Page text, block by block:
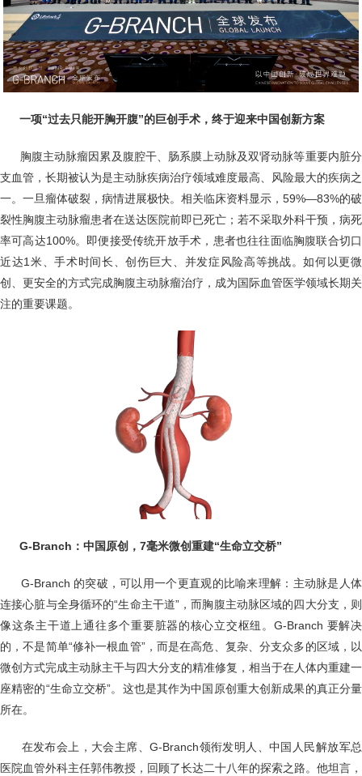
一项“过去只能开胸开腹”的巨创手术，终于迎来中国创新方案
胸腹主动脉瘤因累及腹腔干、肠系膜上动脉及双肾动脉等重要内脏分
支血管，长期被认为是主动脉疾病治疗领域难度最高、风险最大的疾病之
一。一旦瘤体破裂，病情进展极快。相关临床资料显示，59%—83%的破
裂性胸腹主动脉瘤患者在送达医院前即已死亡；若不采取外科干预，病死
率可高达100%。即便接受传统开放手术，患者也往往面临胸腹联合切口
近达1米、手术时间长、创伤巨大、并发症风险高等挑战。如何以更微
创、更安全的方式完成胸腹主动脉瘤治疗，成为国际血管医学领域长期关
注的重要课题。
G-Branch：中国原创，7毫米微创重建“生命立交桥”
G-Branch 的突破，可以用一个更直观的比喻来理解：主动脉是人体
连接心脏与全身循环的“生命主干道”，而胸腹主动脉区域的四大分支，则
像这条主干道上通往多个重要脏器的核心立交枢纽。G-Branch 要解决
的，不是简单“修补一根血管”，而是在高危、复杂、分支众多的区域，以
微创方式完成主动脉主干与四大分支的精准修复，相当于在人体内重建一
座精密的“生命立交桥”。这也是其作为中国原创重大创新成果的真正分量
所在。
在发布会上，大会主席、G-Branch领衔发明人、中国人民解放军总
医院血管外科主任郭伟教授，回顾了长达二十八年的探索之路。他坦言，